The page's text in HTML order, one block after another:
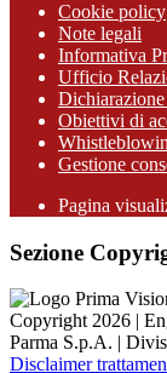
Cookie policy
Note legali
Informativa
Ufficio
Obiettivi di
Gestione
Pagina
Sezione
Copyright 2026 |
Parma S.p.A. |
Disclaimer